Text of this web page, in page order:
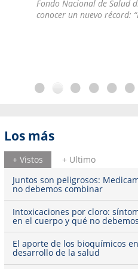
Fondo Nacional de Salud
conocer un nuevo récord:
Los más
+ Vistos
+ Ultimo
Juntos son peligrosos:
no debemos combinar
Intoxicaciones por cloro:
en el cuerpo y qué no
El aporte de los bioquímicos
desarrollo de la salud